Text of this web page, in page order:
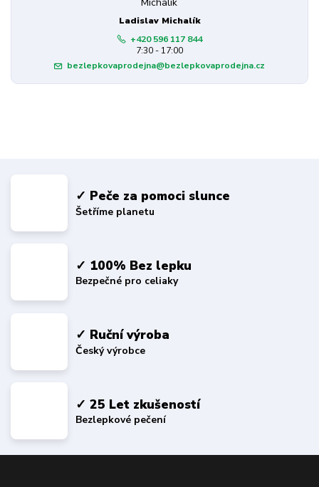
Ladislav Michalík
+420 596 117 844
7:30 - 17:00
bezlepkovaprodejna@bezlepkovaprodejna.cz
✓ Peče za pomoci slunce
Šetříme planetu
✓ 100% Bez lepku
Bezpečné pro celiaky
✓ Ruční výroba
Český výrobce
✓ 25 Let zkušeností
Bezlepkové pečení